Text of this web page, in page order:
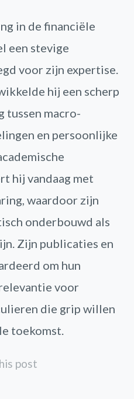
in de financiële
een stevige
voor zijn expertise.
hij een scherp
tussen macro-
en persoonlijke
hij vandaag met
waardoor zijn
onderbouwd als
Zijn publicaties en
om hun
voor
die grip willen
toekomst.
post